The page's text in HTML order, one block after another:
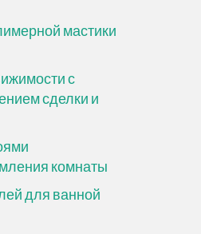
мастики
с
сделки и
комнаты
для ванной